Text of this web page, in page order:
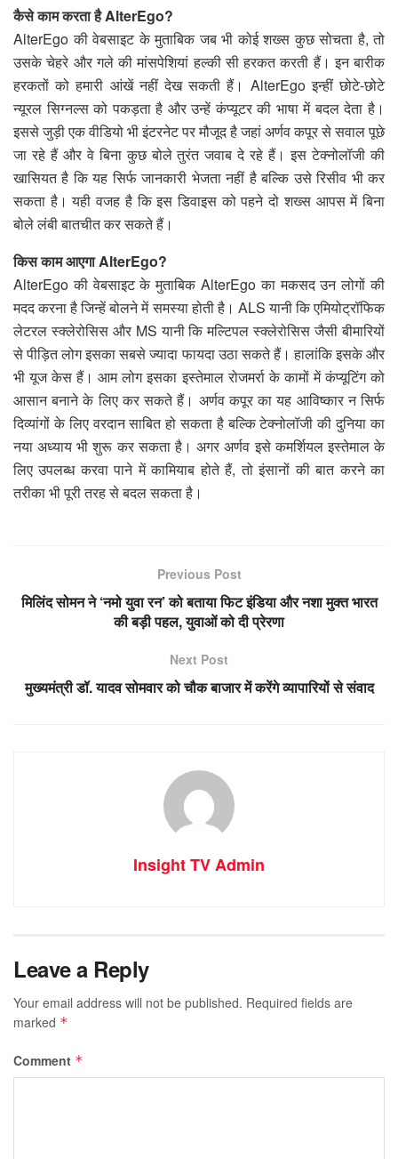
कैसे काम करता है AlterEgo?
AlterEgo की वेबसाइट के मुताबिक जब भी कोई शख्स कुछ सोचता है, तो
उसके चेहरे और गले की मांसपेशियां हल्की सी हरकत करती हैं। इन बारीक
हरकतों को हमारी आंखें नहीं देख सकती हैं। AlterEgo इन्हीं छोटे-छोटे
न्यूरल सिग्नल्स को पकड़ता है और उन्हें कंप्यूटर की भाषा में बदल देता है।
इससे जुड़ी एक वीडियो भी इंटरनेट पर मौजूद है जहां अर्णव कपूर से सवाल पूछे
जा रहे हैं और वे बिना कुछ बोले तुरंत जवाब दे रहे हैं। इस टेक्नोलॉजी की
खासियत है कि यह सिर्फ जानकारी भेजता नहीं है बल्कि उसे रिसीव भी कर
सकता है। यही वजह है कि इस डिवाइस को पहने दो शख्स आपस में बिना
बोले लंबी बातचीत कर सकते हैं।
किस काम आएगा AlterEgo?
AlterEgo की वेबसाइट के मुताबिक AlterEgo का मकसद उन लोगों की
मदद करना है जिन्हें बोलने में समस्या होती है। ALS यानी कि एमियोट्रॉफिक
लेटरल स्क्लेरोसिस और MS यानी कि मल्टिपल स्क्लेरोसिस जैसी बीमारियों
से पीड़ित लोग इसका सबसे ज्यादा फायदा उठा सकते हैं। हालांकि इसके और
भी यूज केस हैं। आम लोग इसका इस्तेमाल रोजमर्रा के कामों में कंप्यूटिंग को
आसान बनाने के लिए कर सकते हैं। अर्णव कपूर का यह आविष्कार न सिर्फ
दिव्यांगों के लिए वरदान साबित हो सकता है बल्कि टेक्नोलॉजी की दुनिया का
नया अध्याय भी शुरू कर सकता है। अगर अर्णव इसे कमर्शियल इस्तेमाल के
लिए उपलब्ध करवा पाने में कामियाब होते हैं, तो इंसानों की बात करने का
तरीका भी पूरी तरह से बदल सकता है।
Previous Post
मिलिंद सोमन ने ‘नमो युवा रन’ को बताया फिट इंडिया और नशा मुक्त भारत
की बड़ी पहल, युवाओं को दी प्रेरणा
Next Post
मुख्यमंत्री डॉ. यादव सोमवार को चौक बाजार में करेंगे व्यापारियों से संवाद
Insight TV Admin
Leave a Reply
Your email address will not be published. Required fields are
marked *
Comment *